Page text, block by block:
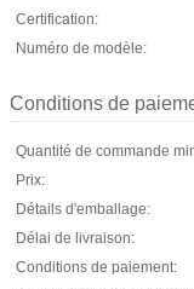
Certification:
Numéro de modèle:
Conditions de
Quantité de commande
Prix:
Détails d'emballage:
Délai de livraison:
Conditions de paiement: